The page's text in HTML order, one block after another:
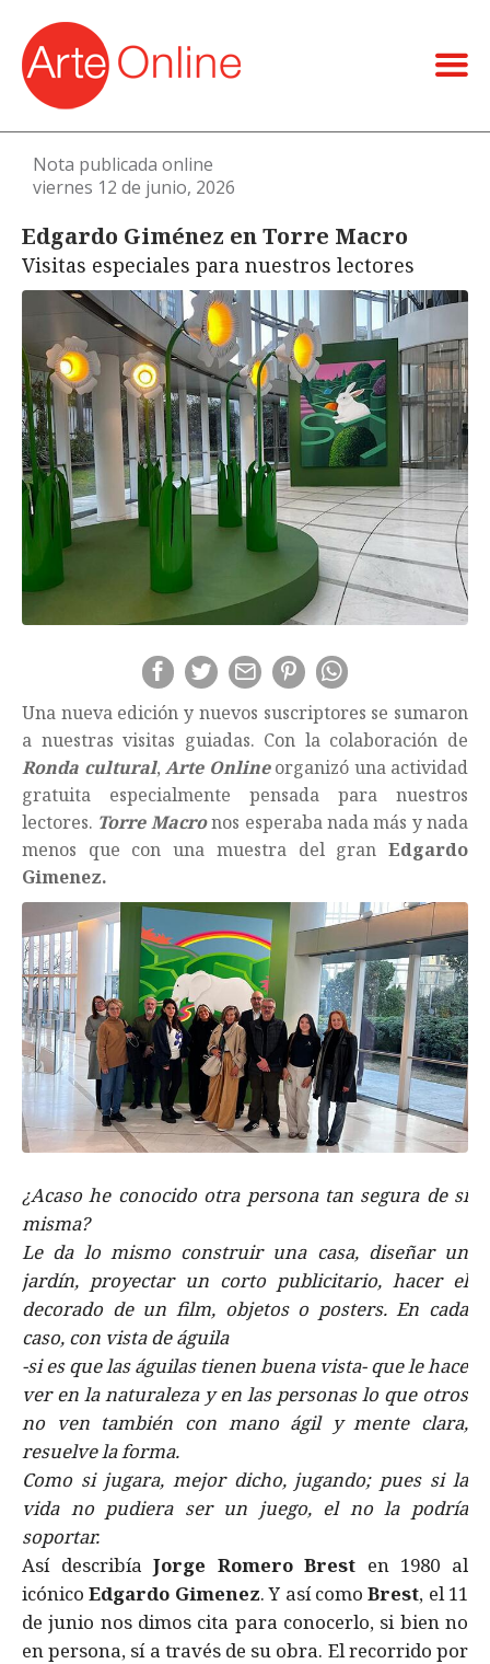
Nota publicada online
viernes 12 de junio, 2026
Edgardo Giménez en Torre Macro
Visitas especiales para nuestros lectores
Una nueva edición y nuevos suscriptores se sumaron
a nuestras visitas guiadas. Con la colaboración de
Ronda cultural, Arte Onlineorganizó una actividad
gratuita especialmente pensada para nuestros
lectores. Torre Macronos esperaba nada más y nada
menos que con una muestra del gran Edgardo
Gimenez.
¿Acaso he conocido otra persona tan segura de sí
misma?
Le da lo mismo construir una casa, diseñar un
jardín, proyectar un corto publicitario, hacer el
decorado de un film, objetos o posters. En cada
caso, con vista de águila
-si es que las águilas tienen buena vista- que le hace
ver en la naturaleza y en las personas lo que otros
no ven también con mano ágil y mente clara,
resuelve la forma.
Como si jugara, mejor dicho, jugando; pues si la
vida no pudiera ser un juego, el no la podría
soportar.
Así describíaJorge Romero Brest en 1980 al
icónicoEdgardo Gimenez. Y así comoBrest, el 11
de junio nos dimos cita para conocerlo, si bien no
en persona, sí a través de su obra. El recorrido por